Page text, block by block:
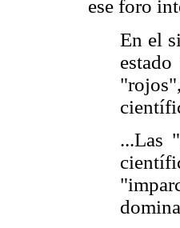
ese foro
En el
...Las